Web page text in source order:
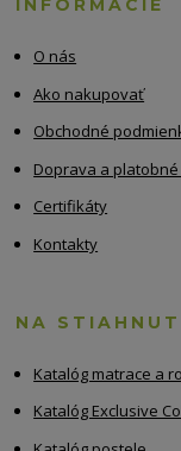
INFORMÁCIE
O nás
Ako nakupovať
Obchodné
Doprava a
Certifikáty
Kontakty
NA
Katalóg matrace a
Katalóg Exclusive